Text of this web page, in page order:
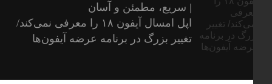
| سریع، مطمئن و آسان
اپل امسال آیفون ۱۸ را معرفی نمی‌کند/
تغییر بزرگ در برنامه عرضه آیفون‌ها